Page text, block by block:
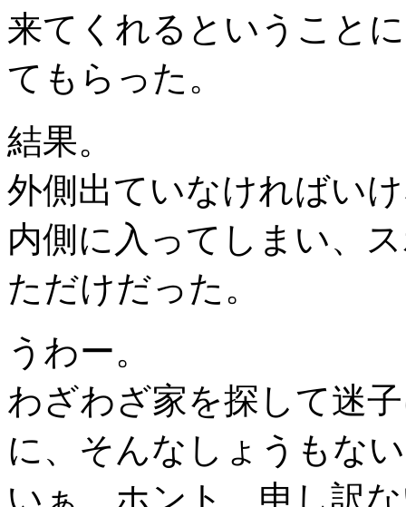
来てくれるということ
てもらった。
結果。
外側出ていなければい
内側に入ってしまい、
ただけだった。
うわー。
わざわざ家を探して迷
に、そんなしょうもな
いぁ、ホント、申し訳